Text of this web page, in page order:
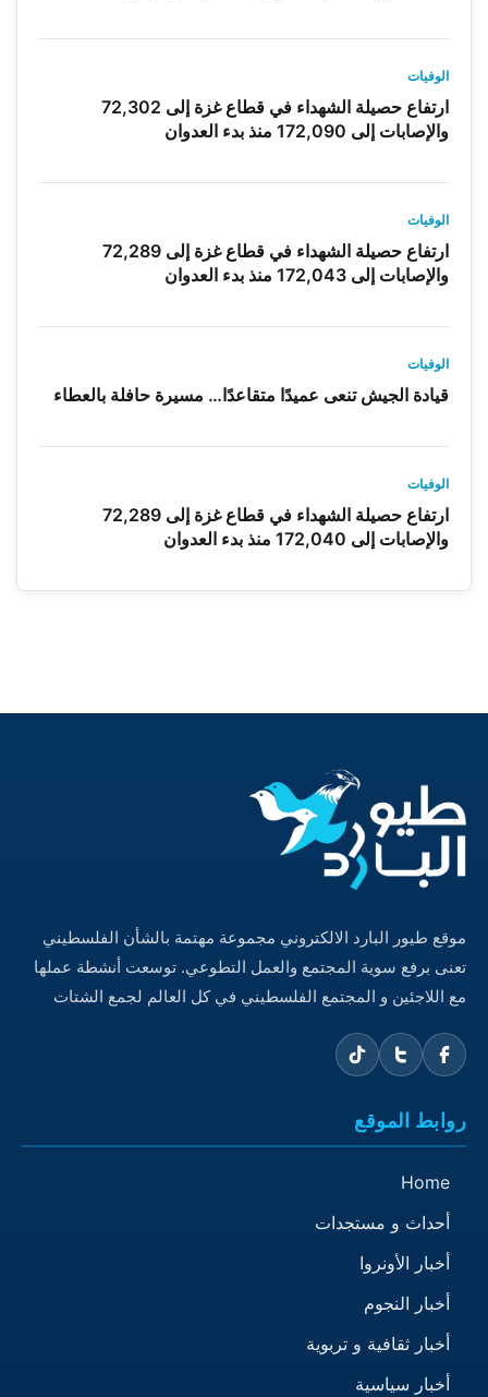
الوفيات
ارتفاع حصيلة الشهداء في قطاع غزة إلى 72,302
والإصابات إلى 172,090 منذ بدء العدوان
الوفيات
ارتفاع حصيلة الشهداء في قطاع غزة إلى 72,289
والإصابات إلى 172,043 منذ بدء العدوان
الوفيات
قيادة الجيش تنعى عميدًا متقاعدًا… مسيرة حافلة بالعطاء
الوفيات
ارتفاع حصيلة الشهداء في قطاع غزة إلى 72,289
والإصابات إلى 172,040 منذ بدء العدوان
موقع طيور البارد الالكتروني مجموعة مهتمة بالشأن الفلسطيني
تعنى برفع سوية المجتمع والعمل التطوعي. توسعت أنشطة عملها
مع اللاجئين و المجتمع الفلسطيني في كل العالم لجمع الشتات
روابط الموقع
Home
أحداث و مستجدات
أخبار الأونروا
أخبار النجوم
أخبار ثقافية و تربوية
أخبار سياسية